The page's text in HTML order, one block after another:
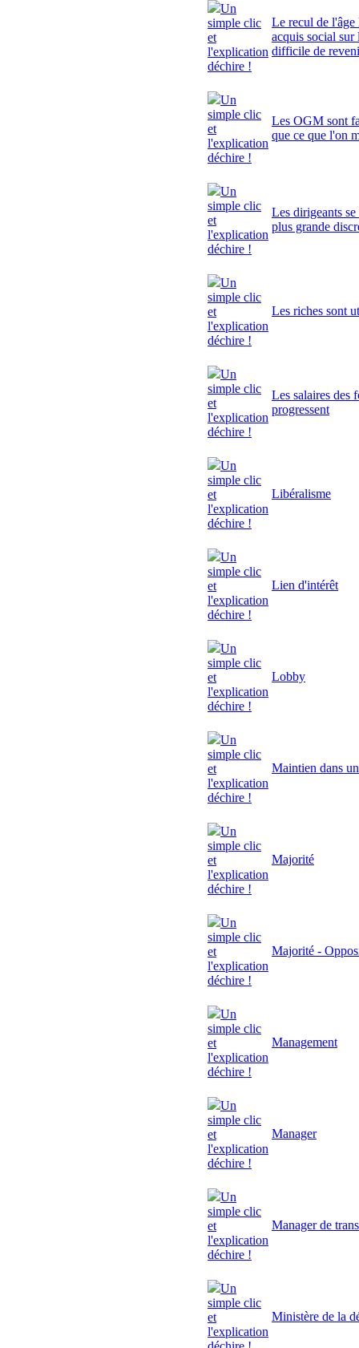
Un
simple clic
et
l'explication
déchire !
Le recul de l'âge
acquis social sur
difficile de
Un
simple clic
et
l'explication
déchire !
Les OGM sont
que ce que l'on
Un
simple clic
et
l'explication
déchire !
Les dirigeants
plus grande
Un
simple clic
et
l'explication
déchire !
Les riches sont
Un
simple clic
et
l'explication
déchire !
Les salaires des
progressent
Un
simple clic
et
l'explication
déchire !
Libéralisme
Un
simple clic
et
l'explication
déchire !
Lien d'intérêt
Un
simple clic
et
l'explication
déchire !
Lobby
Un
simple clic
et
l'explication
déchire !
Maintien dans
Un
simple clic
et
l'explication
déchire !
Majorité
Un
simple clic
et
l'explication
déchire !
Majorité -
Un
simple clic
et
l'explication
déchire !
Management
Un
simple clic
et
l'explication
déchire !
Manager
Un
simple clic
et
l'explication
déchire !
Manager de
Un
simple clic
et
l'explication
Ministère de la